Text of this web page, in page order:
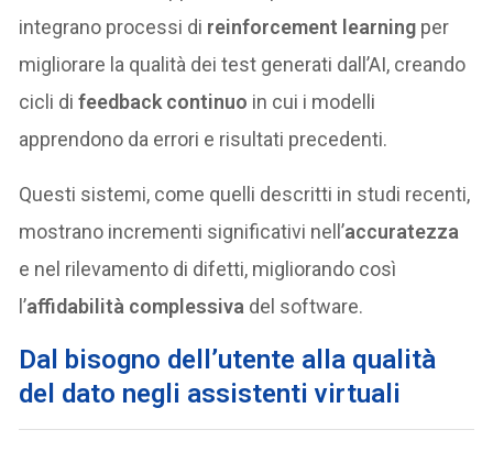
integrano processi di reinforcement learning per
migliorare la qualità dei test generati dall’AI, creando
cicli difeedback continuo in cui i modelli
apprendono da errori e risultati precedenti.
Questi sistemi, come quelli descritti in studi recenti,
mostrano incrementi significativi nell’accuratezza
e nel rilevamento di difetti, migliorando così
l’affidabilità complessiva del software.
Dal bisogno dell’utente alla qualità
del dato negli assistenti virtuali